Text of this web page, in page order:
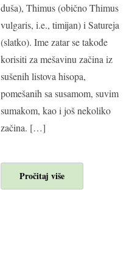
duša), Thimus (obično Thimus
vulgaris, i.e., timijan) i Satureja
(slatko). Ime zatar se takođe
korisiti za mešavinu začina iz
sušenih listova hisopa,
pomešanih sa susamom, suvim
sumakom, kao i još nekoliko
začina. […]
Pročitaj više